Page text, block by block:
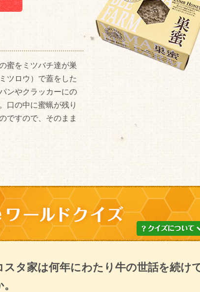
蜜をミツバチ達が巣
ツロウ）で蓋をした
ンやクラッカーにの
口の中に蜜蝋が残り
ですので、そのまま
スタ家は何年にわたり牛の世話を続け